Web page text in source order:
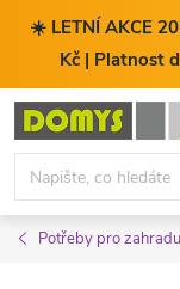
☀️ LETNÍ AKCE
Kč | Platnost
Přejít
obsah
Potřeby pro zahradu